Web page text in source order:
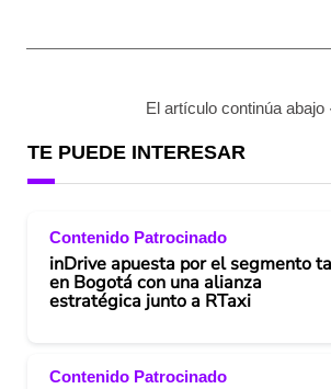
El artículo continúa abajo
TE PUEDE INTERESAR
Contenido Patrocinado
inDrive apuesta por el segmento
en Bogotá con una alianza
estratégica junto a RTaxi
Contenido Patrocinado